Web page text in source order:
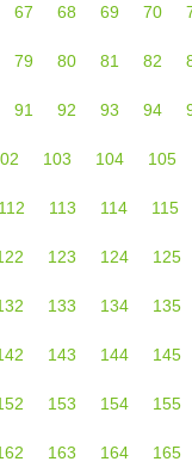
67 68 69 70
79 80 81 82
91 92 93 94
103 104 105
112 113 114 115
123 124 125
133 134 135
143 144 145
153 154 155
163 164 165